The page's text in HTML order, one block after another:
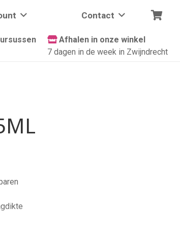
Contact
Afhalen in onze winkel
7 dagen in de week in Zwijndrecht